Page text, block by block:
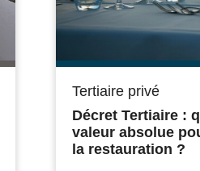
Tertiaire privé
Décret Tertiaire :
valeur absolue
la restauration ?